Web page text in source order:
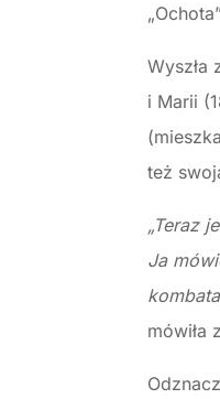
Wyszła
i Marii
też
„Teraz
Ja
mówiła